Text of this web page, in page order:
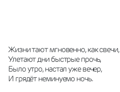
Жизни тают мгновенно, как свечи,
Улетают дни быстрые прочь,
Было утро, настал уже вечер,
И грядёт неминуемо ночь.